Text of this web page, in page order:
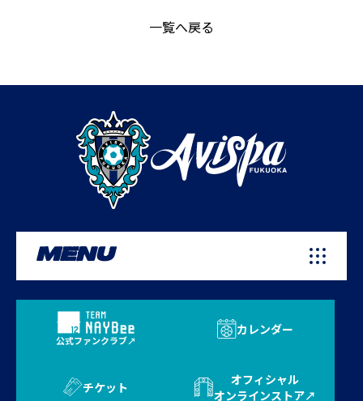
一覧へ戻る
MENU
公式ファンクラブ
カレンダー
チケット
オフィシャル
オンラインストア